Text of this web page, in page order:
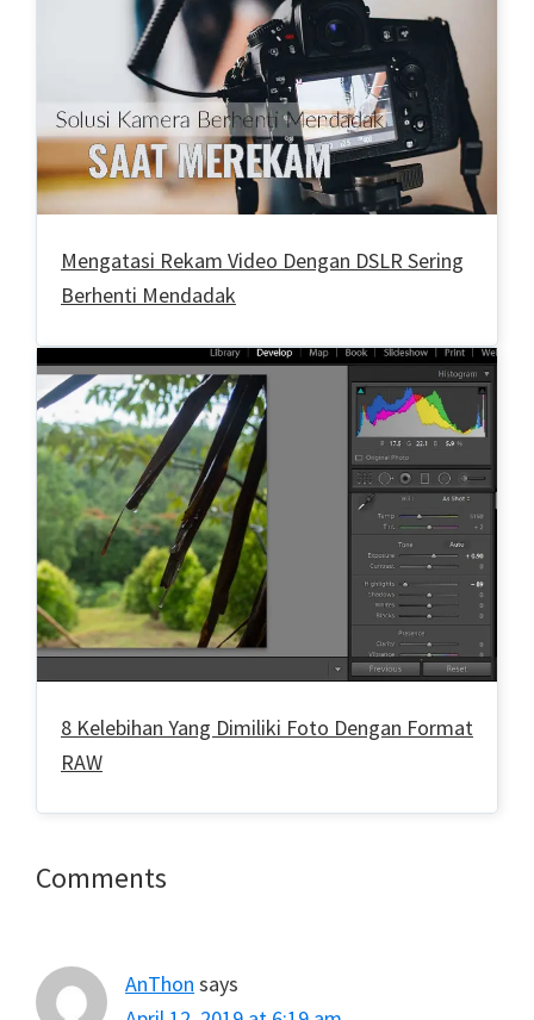
Mengatasi Rekam Video Dengan DSLR Sering
Berhenti Mendadak
8 Kelebihan Yang Dimiliki Foto Dengan Format
RAW
Reader
Comments
AnThon says